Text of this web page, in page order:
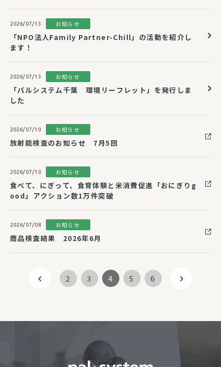
2026/07/13 お知らせ
「NPO法人Family Partner-Chill」の活動を紹介し
ます！
2026/07/13 お知らせ
「パルシステム千葉 環境リーフレット」を発行しま
した
2026/07/10 お知らせ
放射能検査のお知らせ 7月5回
2026/07/10 お知らせ
食べて、にぎって、食育体験と米消費促進「おにぎりg
ood」アクション数1万件突破
2026/07/08 お知らせ
商品検査結果 2026年6月
2 3 4 5 6